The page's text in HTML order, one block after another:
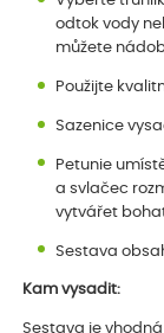
odtok vody
můžete
Použijte
Sazenice
Petunie
a svlačec
vytvářet
Sestava
Kam vysadit:
Sestava je vhodná